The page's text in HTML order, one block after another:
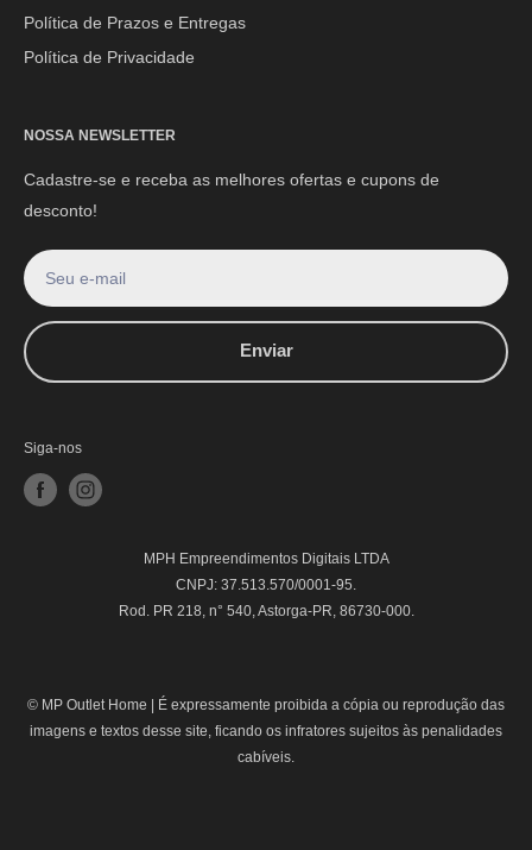
Política de Prazos e Entregas
Política de Privacidade
NOSSA NEWSLETTER
Cadastre-se e receba as melhores ofertas e cupons de
desconto!
Seu e-mail
Enviar
Siga-nos
MPH Empreendimentos Digitais LTDA
CNPJ: 37.513.570/0001-95.
Rod. PR 218, n° 540, Astorga-PR, 86730-000.
© MP Outlet Home |
É expressamente proibida a cópia ou reprodução das
imagens e textos desse site, ficando os infratores sujeitos às penalidades
cabíveis.